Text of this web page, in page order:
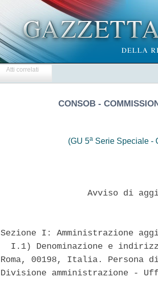
Atti correlati
CONSOB -
(GU 5a Serie Speciale -
Avviso di
Sezione I: Amministrazione
I.1) Denominazione e
Roma, 00198, Italia. Persona
Divisione amministrazione -